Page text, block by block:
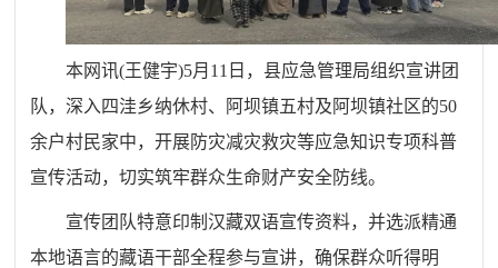
本网讯(王健宇)5月11日，县应急管理局组织宣讲团
队，深入四洼乡纳休村、阿坝镇五村及阿坝镇社区的50
余户村民家中，开展防灾减灾救灾等应急知识专项科普
宣传活动，切实筑牢群众生命财产安全防线。
宣传团队特意印制汉藏双语宣传资料，并选派精通
本地语言的藏语干部全程参与宣讲，确保群众听得明